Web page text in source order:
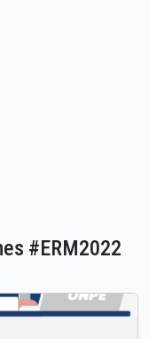
#ERM2022